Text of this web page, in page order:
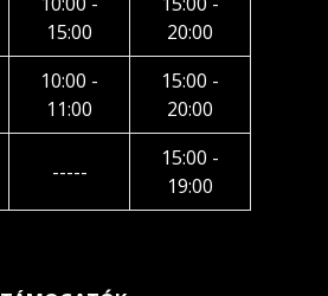
15:00
20:00
10:00 -
11:00
15:00 -
20:00
-----
15:00 -
19:00